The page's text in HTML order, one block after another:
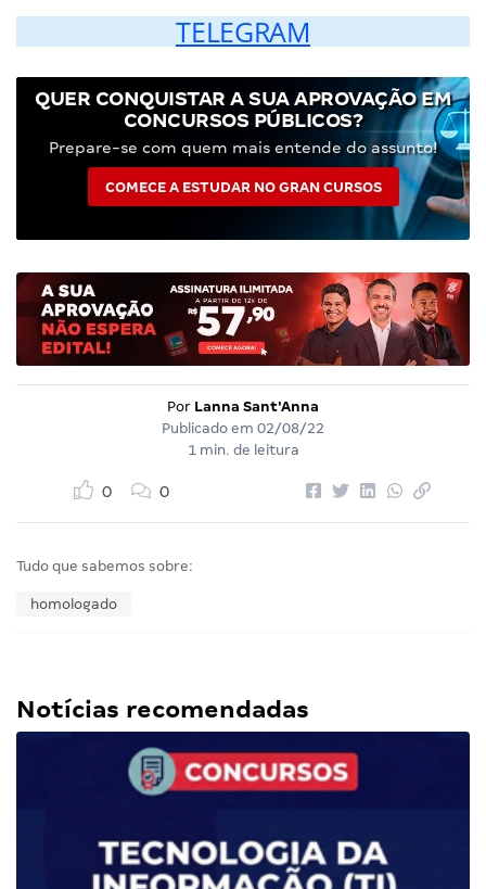
TELEGRAM
QUER CONQUISTAR A SUA APROVAÇÃO EM
CONCURSOS PÚBLICOS?
Prepare-se com quem mais entende do assunto!
COMECE A ESTUDAR NO GRAN CURSOS
Por Lanna Sant'Anna
Publicado em 02/08/22
1 min. de leitura
0 0
Tudo que sabemos sobre:
homologado
Notícias recomendadas